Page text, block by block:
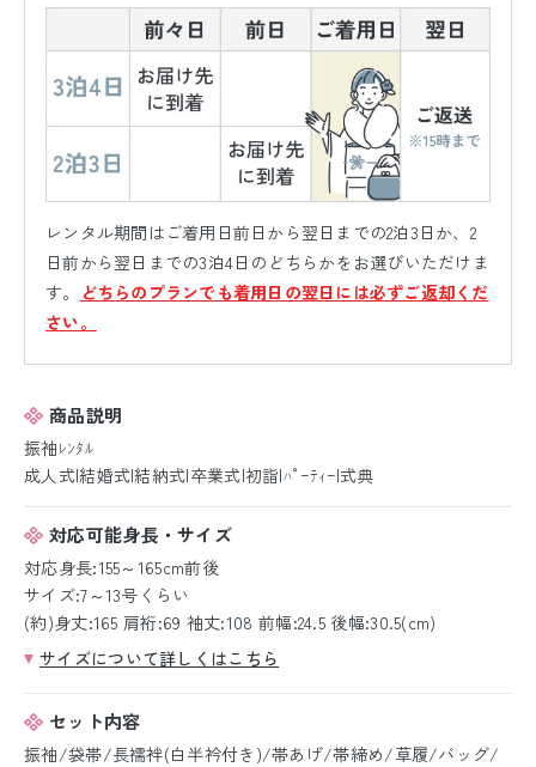
レンタル期間はご着用日前日から翌日までの2泊3日か、2
日前から翌日までの3泊4日のどちらかをお選びいただけま
す。
どちらのプランでも着用日の翌日には必ずご返却くだ
さい。
商品説明
振袖ﾚﾝﾀﾙ
成人式|結婚式|結納式|卒業式|初詣|ﾊﾟｰﾃｨｰ|式典
対応可能身長・サイズ
対応身長:155～165cm前後
サイズ:7～13号くらい
(約)身丈:165 肩裄:69 袖丈:108 前幅:24.5 後幅:30.5(cm)
サイズについて詳しくはこちら
セット内容
振袖/袋帯/長襦袢(白半衿付き)/帯あげ/帯締め/草履/バッグ/